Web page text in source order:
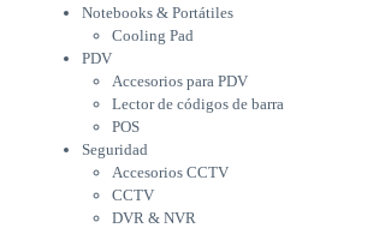
PDV
Accesorios para PDV
POS
Seguridad
Accesorios CCTV
CCTV
DVR & NVR
Sin categorizar
Notebooks & Portátiles
Cooling Pad
PDV
Accesorios para PDV
Lector de códigos de barra
POS
Seguridad
Accesorios CCTV
CCTV
DVR & NVR